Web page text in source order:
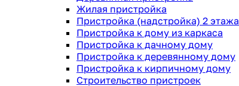
Жилая пристройка
Пристройка (надстройка) 2 этажа
Пристройка к дому из каркаса
Пристройка к дачному дому
Пристройка к деревянному дому
Пристройка к кирпичному дому
Строительство пристроек